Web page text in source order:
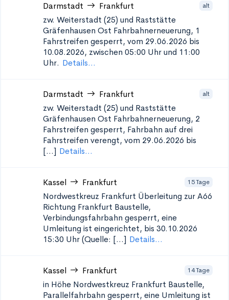
Darmstadt Frankfurt alt
zw. Weiterstadt (25) und Raststätte
Gräfenhausen Ost Fahrbahnerneuerung, 1
Fahrstreifen gesperrt, vom 29.06.2026 bis
10.08.2026, zwischen 05:00 Uhr und 11:00
Uhr. Details...
Darmstadt Frankfurt alt
zw. Weiterstadt (25) und Raststätte
Gräfenhausen Ost Fahrbahnerneuerung, 2
Fahrstreifen gesperrt, Fahrbahn auf drei
Fahrstreifen verengt, vom 29.06.2026 bis
[...] Details...
Kassel Frankfurt 15 Tage
Nordwestkreuz Frankfurt Überleitung zur A66
Richtung Frankfurt Baustelle,
Verbindungsfahrbahn gesperrt, eine
Umleitung ist eingerichtet, bis 30.10.2026
15:30 Uhr (Quelle: [...] Details...
Kassel Frankfurt 14 Tage
in Höhe Nordwestkreuz Frankfurt Baustelle,
Parallelfahrbahn gesperrt, eine Umleitung ist